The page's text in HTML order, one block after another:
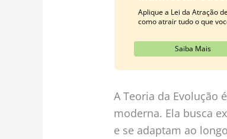
Aplique a Lei da Atração
como atrair tudo o que
Saiba Mais
A Teoria da Evolução
moderna. Ela busca
e se adaptam ao